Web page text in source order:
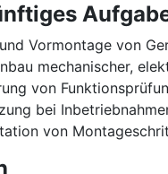
Vormontage von
mechanischer,
von
bei
von